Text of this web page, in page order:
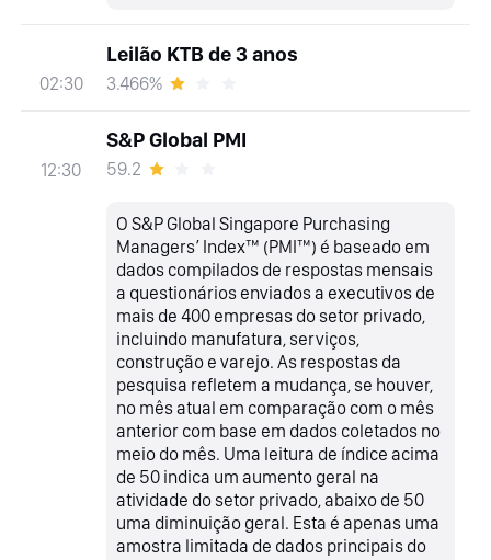
02:30
Leilão KTB de 3 anos
3.466%
12:30
S&P Global PMI
59.2
O S&P Global Singapore Purchasing
Managers’ Index™ (PMI™) é baseado em
dados compilados de respostas mensais
a questionários enviados a executivos de
mais de 400 empresas do setor privado,
incluindo manufatura, serviços,
construção e varejo. As respostas da
pesquisa refletem a mudança, se houver,
no mês atual em comparação com o mês
anterior com base em dados coletados no
meio do mês. Uma leitura de índice acima
de 50 indica um aumento geral na
atividade do setor privado, abaixo de 50
uma diminuição geral. Esta é apenas uma
amostra limitada de dados principais do